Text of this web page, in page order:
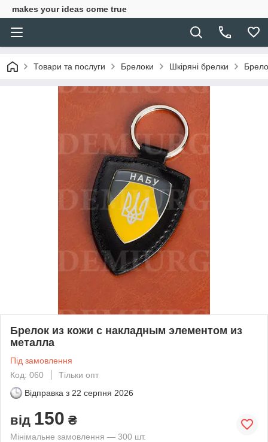
makes your ideas come true
Товари та послуги Брелоки Шкіряні брелки
Брелок из кожи с накладным элементом из
металла
Під замовлення
Код: 060
Тільки опт
Відправка з 22 серпня 2026
від 150 ₴
Мінімальне замовлення — 300 шт.